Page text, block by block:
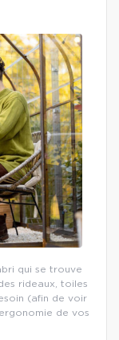
qui se trouve
rideaux, toiles
(afin de voir
de vos